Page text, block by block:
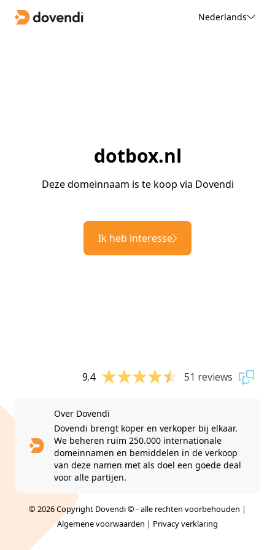
Nederlands
dotbox.nl
Deze domeinnaam is te koop via Dovendi
Ik heb interesse
9.4 51 reviews
Over Dovendi
Dovendi brengt koper en verkoper bij elkaar.
We beheren ruim 250.000 internationale
domeinnamen en bemiddelen in de verkoop
van deze namen met als doel een goede deal
voor alle partijen.
© 2026 Copyright Dovendi © - alle rechten voorbehouden |
Algemene voorwaarden | Privacy verklaring